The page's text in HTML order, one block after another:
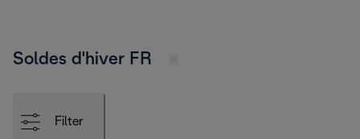
Soldes d'hiver FR
Filter